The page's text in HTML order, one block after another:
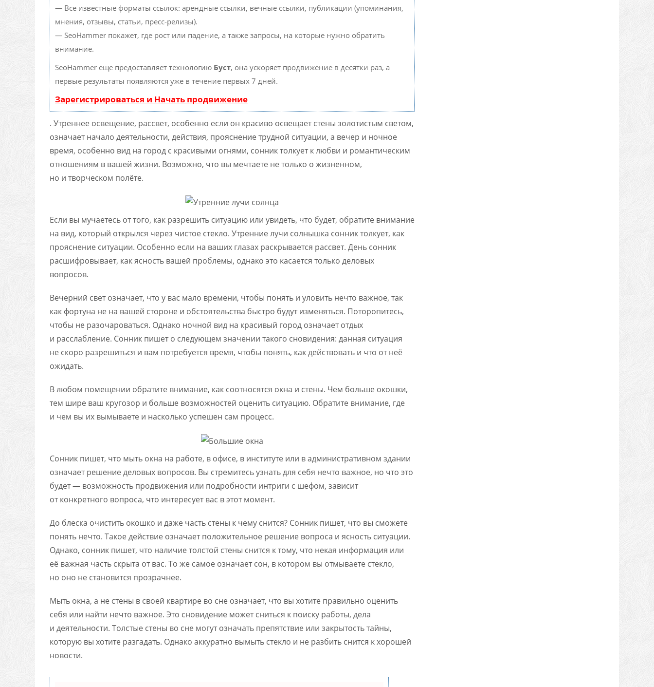
— Все известные форматы ссылок: арендные ссылки, вечные ссылки, публикации (упоминания,
мнения, отзывы, статьи, пресс-релизы).
— SeoHammer покажет, где рост или падение, а также запросы, на которые нужно обратить
внимание.
SeoHammer еще предоставляет технологию Буст, она ускоряет продвижение в десятки раз, а
первые результаты появляются уже в течение первых 7 дней.
Зарегистрироваться и Начать продвижение
. Утреннее освещение, рассвет, особенно если он красиво освещает стены золотистым светом,
означает начало деятельности, действия, прояснение трудной ситуации, а вечер и ночное
время, особенно вид на город с красивыми огнями, сонник толкует к любви и романтическим
отношениям в вашей жизни. Возможно, что вы мечтаете не только о жизненном,
но и творческом полёте.
Если вы мучаетесь от того, как разрешить ситуацию или увидеть, что будет, обратите внимание
на вид, который открылся через чистое стекло. Утренние лучи солнышка сонник толкует, как
прояснение ситуации. Особенно если на ваших глазах раскрывается рассвет. День сонник
расшифровывает, как ясность вашей проблемы, однако это касается только деловых
вопросов.
Вечерний свет означает, что у вас мало времени, чтобы понять и уловить нечто важное, так
как фортуна не на вашей стороне и обстоятельства быстро будут изменяться. Поторопитесь,
чтобы не разочароваться. Однако ночной вид на красивый город означает отдых
и расслабление. Сонник пишет о следующем значении такого сновидения: данная ситуация
не скоро разрешиться и вам потребуется время, чтобы понять, как действовать и что от неё
ожидать.
В любом помещении обратите внимание, как соотносятся окна и стены. Чем больше окошки,
тем шире ваш кругозор и больше возможностей оценить ситуацию. Обратите внимание, где
и чем вы их вымываете и насколько успешен сам процесс.
Сонник пишет, что мыть окна на работе, в офисе, в институте или в административном здании
означает решение деловых вопросов. Вы стремитесь узнать для себя нечто важное, но что это
будет — возможность продвижения или подробности интриги с шефом, зависит
от конкретного вопроса, что интересует вас в этот момент.
До блеска очистить окошко и даже часть стены к чему снится? Сонник пишет, что вы сможете
понять нечто. Такое действие означает положительное решение вопроса и ясность ситуации.
Однако, сонник пишет, что наличие толстой стены снится к тому, что некая информация или
её важная часть скрыта от вас. То же самое означает сон, в котором вы отмываете стекло,
но оно не становится прозрачнее.
Мыть окна, а не стены в своей квартире во сне означает, что вы хотите правильно оценить
себя или найти нечто важное. Это сновидение может сниться к поиску работы, дела
и деятельности. Толстые стены во сне могут означать препятствие или закрытость тайны,
которую вы хотите разгадать. Однако аккуратно вымыть стекло и не разбить снится к хорошей
новости.